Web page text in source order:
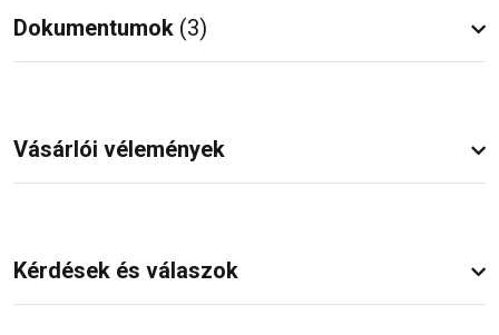
Dokumentumok (3)
Vásárlói vélemények
Kérdések és válaszok